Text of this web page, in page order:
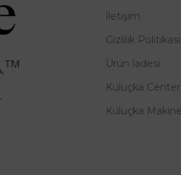
İletişim
Gizlilik Politikası
Ürün İadesi
Kuluçka Center
Kuluçka